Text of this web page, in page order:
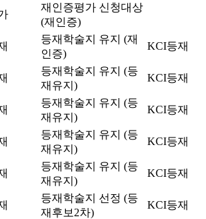
재인증평가 신청대상
(재인증)
등재학술지 유지 (재
인증)
KCI등재
등재학술지 유지 (등
재유지)
KCI등재
등재학술지 유지 (등
재유지)
KCI등재
등재학술지 유지 (등
재유지)
KCI등재
등재학술지 유지 (등
재유지)
KCI등재
등재학술지 선정 (등
재후보2차)
KCI등재